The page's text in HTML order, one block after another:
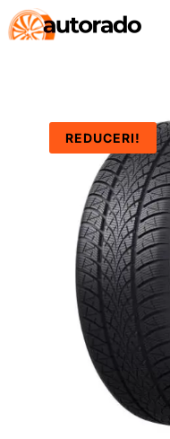
REDUCERI!